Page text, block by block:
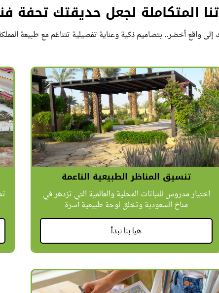
المتكاملة لجعل حديقتك تحفة
واقع أخضر.. بتصاميم ذكية وعناية تفصيلية تتناغم مع طبيعة
تنسيق المناظر الطبيعية الناعمة
اختيار مدروس للنباتات المحلية والعالمية التي تزدهر في
مناخ السعودية وتخلق لوحة طبيعية آسرة
هيا بنا نبدأ